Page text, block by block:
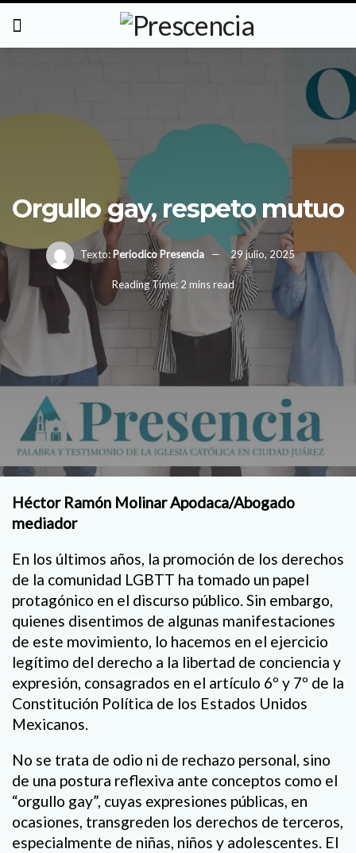
Orgullo gay, respeto mutuo
Texto:Periodico Presencia 29 julio, 2025
Reading Time: 2 mins read
Héctor Ramón Molinar Apodaca/Abogado
mediador
En los últimos años, la promoción de los derechos
de la comunidad LGBTT ha tomado un papel
protagónico en el discurso público. Sin embargo,
quienes disentimos de algunas manifestaciones
de este movimiento, lo hacemos en el ejercicio
legítimo del derecho a la libertad de conciencia y
expresión, consagrados en el artículo 6º y 7º de la
Constitución Política de los Estados Unidos
Mexicanos.
No se trata de odio ni de rechazo personal, sino
de una postura reflexiva ante conceptos como el
“orgullo gay”, cuyas expresiones públicas, en
ocasiones, transgreden los derechos de terceros,
especialmente de niñas, niños y adolescentes. El